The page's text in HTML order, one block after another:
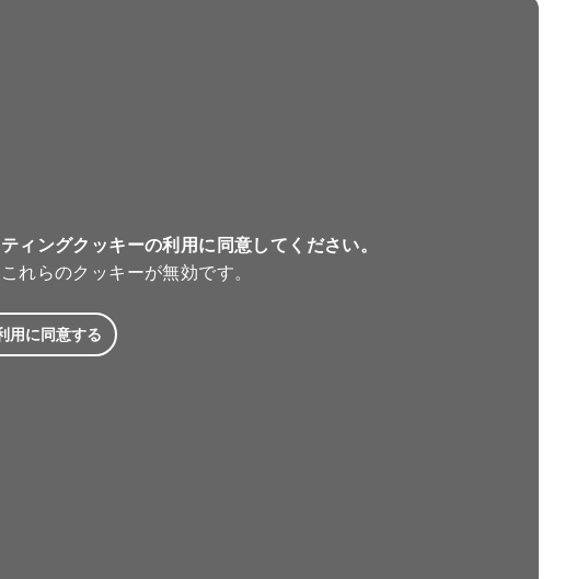
ィングクッキーの利用に同意してください。
れらのクッキーが無効です。
用に同意する